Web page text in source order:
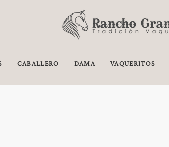
CABALLERO DAMA VAQUERITOS